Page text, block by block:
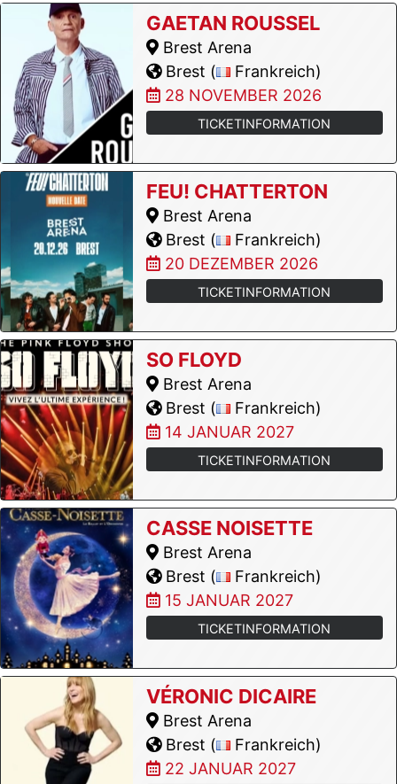
GAETAN ROUSSEL
Brest Arena
Brest (
Frankreich)
28 NOVEMBER 2026
TICKETINFORMATION
FEU! CHATTERTON
Brest Arena
Brest (
Frankreich)
20 DEZEMBER 2026
TICKETINFORMATION
SO FLOYD
Brest Arena
Brest (
Frankreich)
14 JANUAR 2027
TICKETINFORMATION
CASSE NOISETTE
Brest Arena
Brest (
Frankreich)
15 JANUAR 2027
TICKETINFORMATION
VÉRONIC DICAIRE
Brest Arena
Brest (
Frankreich)
22 JANUAR 2027